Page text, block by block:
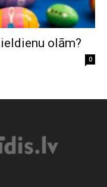
olām?
0